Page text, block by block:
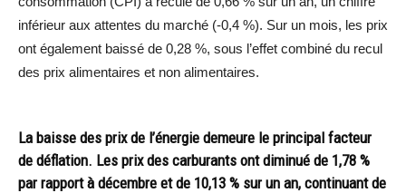
inférieur aux attentes du marché (-0,4 %). Sur un mois, les prix
ont également baissé de 0,28 %, sous l’effet combiné du recul
des prix alimentaires et non alimentaires.
La baisse des prix de l’énergie demeure le principal facteur
de déflation. Les prix des carburants ont diminué de 1,78 %
par rapport à décembre et de 10,13 % sur un an, continuant de